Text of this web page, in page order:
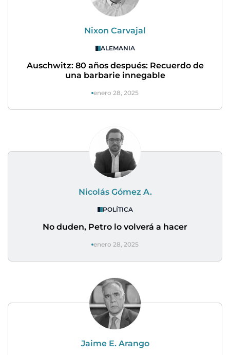
Nixon Carvajal
ALEMANIA
Auschwitz: 80 años después: Recuerdo de
una barbarie innegable
enero 28, 2025
Nicolás Gómez A.
POLÍTICA
No duden, Petro lo volverá a hacer
enero 28, 2025
Jaime E. Arango